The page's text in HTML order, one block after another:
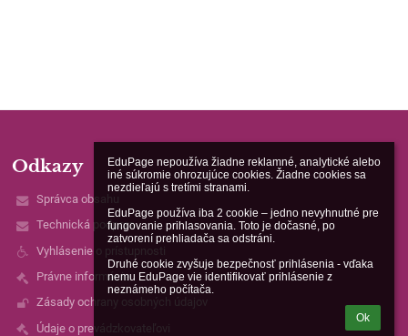
EduPage nepoužíva žiadne reklamné, analytické alebo
iné súkromie ohrozujúce cookies. Žiadne cookies sa
nezdieľajú s tretími stranami.
EduPage používa iba 2 cookie – jedno nevyhnutné pre
fungovanie prihlasovania. Toto je dočasné, po
zatvorení prehliadača sa odstráni.
Druhé cookie zvyšuje bezpečnosť prihlásenia - vďaka
nemu EduPage vie identifikovať prihlásenie z
neznámeho počítača.
Ok
Odkazy
Správca obsahu
Technická podpora
Vyhlásenie o prístupnosti
Právne informácie
Zásady ochrany osobných údajov
Údaje o prevádzkovateľovi